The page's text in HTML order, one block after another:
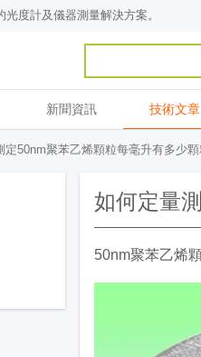
度計及儀器測量解決方案。
新聞資訊 技術文章
定50nm聚苯乙烯顆粒每毫升有多少顆
如何定量
50nm聚苯乙烯